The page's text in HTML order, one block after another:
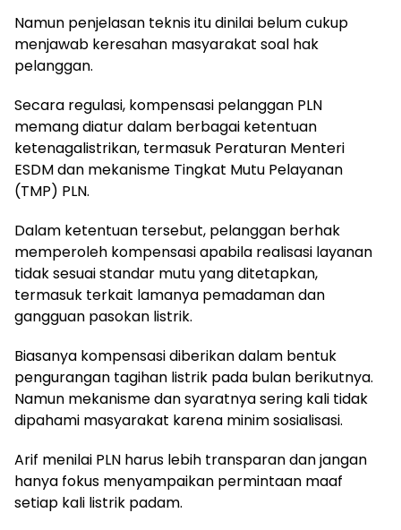
Namun penjelasan teknis itu dinilai belum cukup
menjawab keresahan masyarakat soal hak
pelanggan.
Secara regulasi, kompensasi pelanggan PLN
memang diatur dalam berbagai ketentuan
ketenagalistrikan, termasuk Peraturan Menteri
ESDM dan mekanisme Tingkat Mutu Pelayanan
(TMP) PLN.
Dalam ketentuan tersebut, pelanggan berhak
memperoleh kompensasi apabila realisasi layanan
tidak sesuai standar mutu yang ditetapkan,
termasuk terkait lamanya pemadaman dan
gangguan pasokan listrik.
Biasanya kompensasi diberikan dalam bentuk
pengurangan tagihan listrik pada bulan berikutnya.
Namun mekanisme dan syaratnya sering kali tidak
dipahami masyarakat karena minim sosialisasi.
Arif menilai PLN harus lebih transparan dan jangan
hanya fokus menyampaikan permintaan maaf
setiap kali listrik padam.